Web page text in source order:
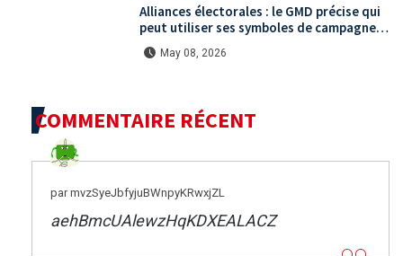
Alliances électorales : le GMD précise qui
peut utiliser ses symboles de campagne
avant le scrutin du 31 mai
May 08, 2026
COMMENTAIRE RÉCENT
par mvzSyeJbfyjuBWnpyKRwxjZL
aehBmcUAlewzHqKDXEALACZ